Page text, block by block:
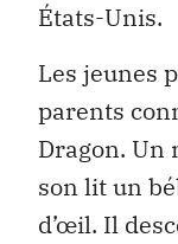
États-Unis.
Les jeunes
parents
Dragon. Un
son lit un
d’œil. Il